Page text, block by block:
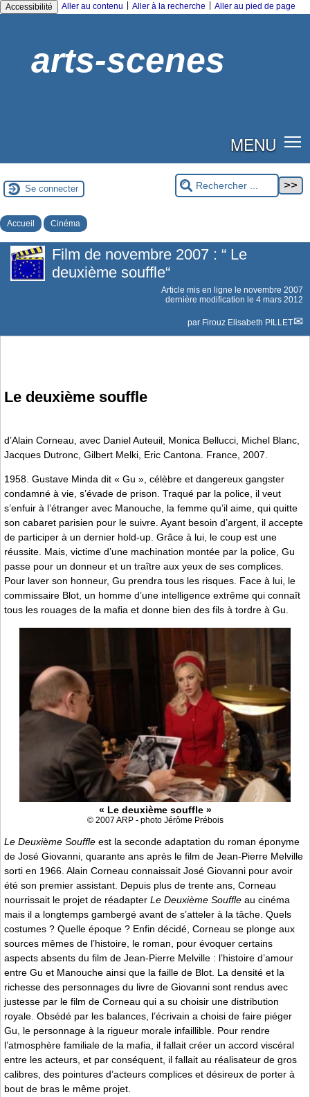
Accessibilité Aller au contenu Aller à la recherche Aller au pied de page
arts-scenes
MENU
Se connecter
Accueil Cinéma
Film de novembre 2007 : “ Le
deuxième souffle“
Article mis en ligne le novembre 2007
dernière modification le 4 mars 2012
par Firouz Elisabeth PILLET
Le deuxième souffle
d’Alain Corneau, avec Daniel Auteuil, Monica Bellucci, Michel Blanc,
Jacques Dutronc, Gilbert Melki, Eric Cantona. France, 2007.
1958. Gustave Minda dit « Gu », célèbre et dangereux gangster
condamné à vie, s’évade de prison. Traqué par la police, il veut
s’enfuir à l’étranger avec Manouche, la femme qu’il aime, qui quitte
son cabaret parisien pour le suivre. Ayant besoin d’argent, il accepte
de participer à un dernier hold-up. Grâce à lui, le coup est une
réussite. Mais, victime d’une machination montée par la police, Gu
passe pour un donneur et un traître aux yeux de ses complices.
Pour laver son honneur, Gu prendra tous les risques. Face à lui, le
commissaire Blot, un homme d’une intelligence extrême qui connaît
tous les rouages de la mafia et donne bien des fils à tordre à Gu.
« Le deuxième souffle »
© 2007 ARP - photo Jérôme Prébois
Le Deuxième Souffle est la seconde adaptation du roman éponyme
de José Giovanni, quarante ans après le film de Jean-Pierre Melville
sorti en 1966. Alain Corneau connaissait José Giovanni pour avoir
été son premier assistant. Depuis plus de trente ans, Corneau
nourrissait le projet de réadapter Le Deuxième Souffle au cinéma
mais il a longtemps gambergé avant de s’atteler à la tâche. Quels
costumes ? Quelle époque ? Enfin décidé, Corneau se plonge aux
sources mêmes de l’histoire, le roman, pour évoquer certains
aspects absents du film de Jean-Pierre Melville : l’histoire d’amour
entre Gu et Manouche ainsi que la faille de Blot. La densité et la
richesse des personnages du livre de Giovanni sont rendus avec
justesse par le film de Corneau qui a su choisir une distribution
royale. Obsédé par les balances, l’écrivain a choisi de faire piéger
Gu, le personnage à la rigueur morale infaillible. Pour rendre
l’atmosphère familiale de la mafia, il fallait créer un accord viscéral
entre les acteurs, et par conséquent, il fallait au réalisateur de gros
calibres, des pointures d’acteurs complices et désireux de porter à
bout de bras le même projet.